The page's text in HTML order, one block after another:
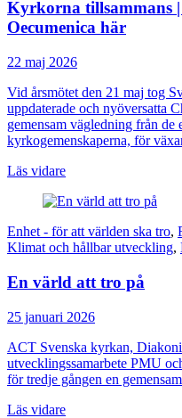
Kyrkorna tillsammans
Oecumenica här
22 maj 2026
Vid årsmötet den 21 maj tog
uppdaterade och nyöversatta
gemensam vägledning från de
kyrkogemenskaperna, för
Läs vidare
Enhet - för att världen ska tro,
Klimat och hållbar utveckling,
En värld att tro på
25 januari 2026
ACT Svenska kyrkan,
utvecklingssamarbete PMU
för tredje gången en
Läs vidare